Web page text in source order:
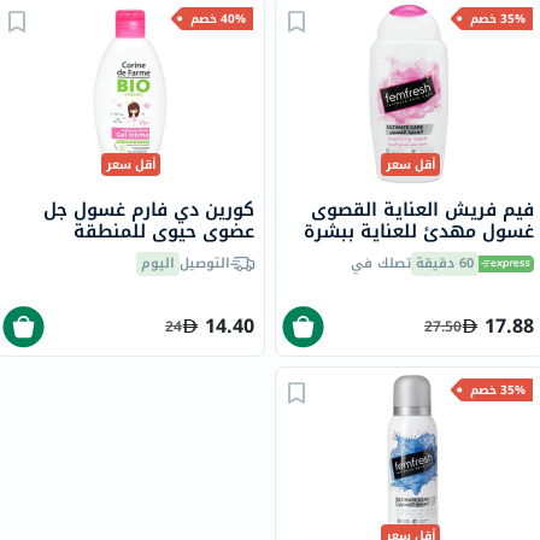
35% خصم
أقل سعر
فيم فريش العناية القصوى
غسول مهدئ للعناية ببشرة
المناطق الحميمة 250 مل
60 دقيقة تصلك في
17.88
27.50
40% خصم
أقل سعر
كورين دي فارم غسول جل
عضوي حيوي للمنطقة
الحساسة 125 مل
التوصيل اليوم
14.40
24
35% خصم